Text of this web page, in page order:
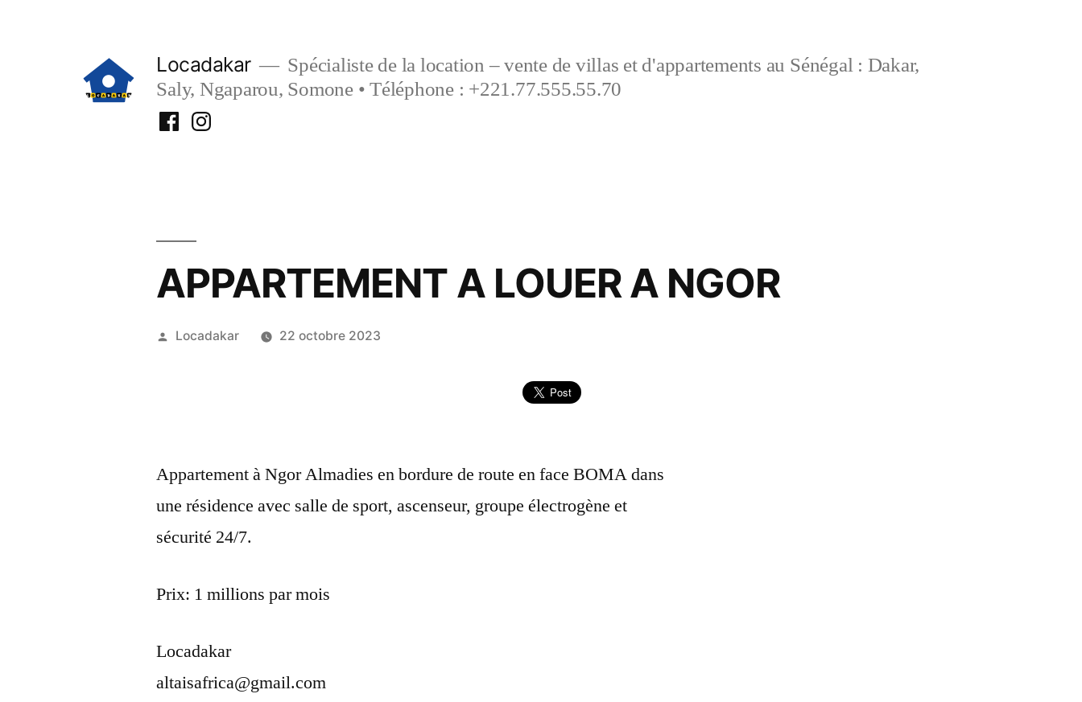
Locadakar
Spécialiste de la location – vente de villas et d'appartements au Sénégal : Dakar,
Saly, Ngaparou, Somone • Téléphone : +221.77.555.55.70
FacebookInstagram
APPARTEMENT A LOUER A NGOR
Publié
Locadakar 22 octobre 2023
Appartement à Ngor Almadies en bordure de route en face BOMA dans
une résidence avec salle de sport, ascenseur, groupe électrogène et
sécurité 24/7.
Prix: 1 millions par mois
Locadakar
altaisafrica@gmail.com